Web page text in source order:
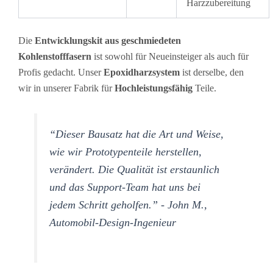
Harzzubereitung
Die Entwicklungskit aus geschmiedeten
Kohlenstofffasern ist sowohl für Neueinsteiger als auch für
Profis gedacht. UnserEpoxidharzsystem ist derselbe, den
wir in unserer Fabrik fürHochleistungsfähig Teile.
“Dieser Bausatz hat die Art und Weise,
wie wir Prototypenteile herstellen,
verändert. Die Qualität ist erstaunlich
und das Support-Team hat uns bei
jedem Schritt geholfen.” - John M.,
Automobil-Design-Ingenieur